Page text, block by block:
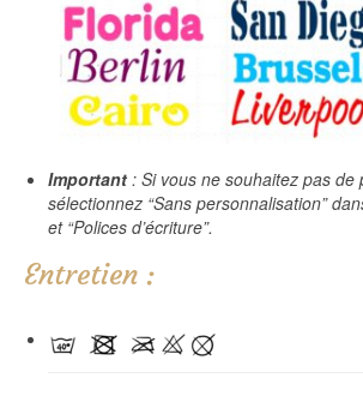
Important : Si vous ne souhaitez pas de
sélectionnez “Sans personnalisation”
et “Polices d’écriture”.
Entretien :